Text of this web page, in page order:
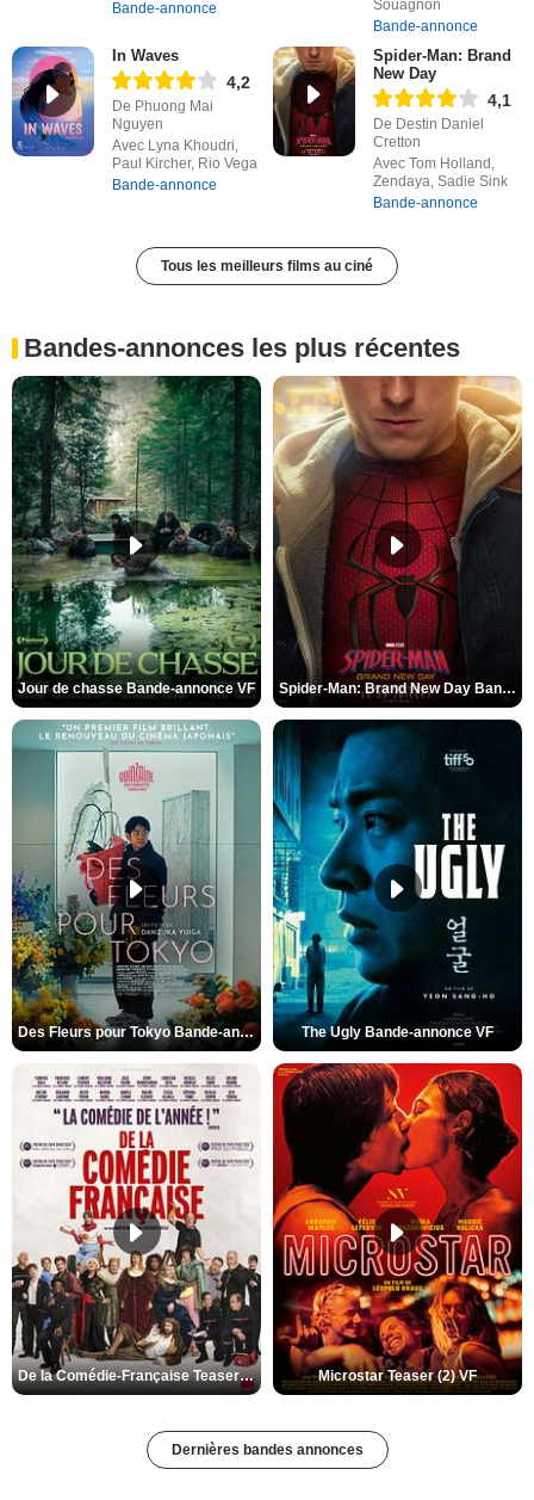
Bande-annonce
Souagnon
Bande-annonce
In Waves
4,2
De Phuong Mai
Nguyen
Avec Lyna Khoudri,
Paul Kircher, Rio Vega
Bande-annonce
Spider-Man: Brand
New Day
4,1
De Destin Daniel
Cretton
Avec Tom Holland,
Zendaya, Sadie Sink
Bande-annonce
Tous les meilleurs films au ciné
Bandes-annonces les plus récentes
Jour de chasse Bande-annonce VF Spider-Man: Brand New Day Bande-annonce (3) VO STFR
Des Fleurs pour Tokyo Bande-annonce VO STFR The Ugly Bande-annonce VF
De la Comédie-Française Teaser (3) VF Microstar Teaser (2) VF
Dernières bandes annonces